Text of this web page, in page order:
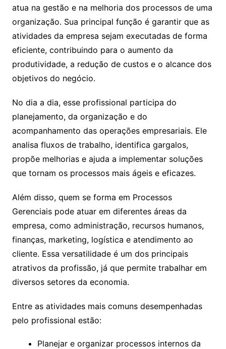
atua na gestão e na melhoria dos processos de uma
organização. Sua principal função é garantir que as
atividades da empresa sejam executadas de forma
eficiente, contribuindo para o aumento da
produtividade, a redução de custos e o alcance dos
objetivos do negócio.
No dia a dia, esse profissional participa do
planejamento, da organização e do
acompanhamento das operações empresariais. Ele
analisa fluxos de trabalho, identifica gargalos,
propõe melhorias e ajuda a implementar soluções
que tornam os processos mais ágeis e eficazes.
Além disso, quem se forma em Processos
Gerenciais pode atuar em diferentes áreas da
empresa, como administração, recursos humanos,
finanças, marketing, logística e atendimento ao
cliente. Essa versatilidade é um dos principais
atrativos da profissão, já que permite trabalhar em
diversos setores da economia.
Entre as atividades mais comuns desempenhadas
pelo profissional estão:
Planejar e organizar processos internos da